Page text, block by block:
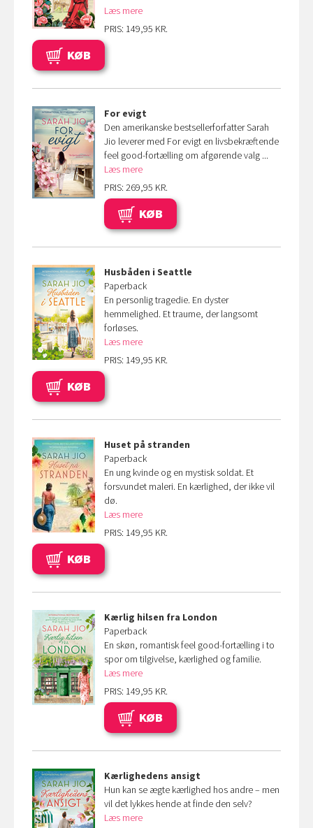
Læs mere
PRIS: 149,95 KR.
KØB
For evigt
Den amerikanske bestsellerforfat­ter Sarah
Jio leverer med For evigt en livsbekræftende
feel good-fortælling om afgørende valg ...
Læs mere
PRIS: 269,95 KR.
KØB
Husbåden i Seattle
Paperback
En personlig tragedie. En dyster
hemmelighed. Et traume, der langsomt
forløses.
Læs mere
PRIS: 149,95 KR.
KØB
Huset på stranden
Paperback
En ung kvinde og en mystisk soldat. Et
forsvundet maleri. En kærlighed, der ikke vil
dø.
Læs mere
PRIS: 149,95 KR.
KØB
Kærlig hilsen fra London
Paperback
En skøn, romantisk feel good-fortælling i to
spor om tilgivelse, kærlighed og familie.
Læs mere
PRIS: 149,95 KR.
KØB
Kærlighedens ansigt
Hun kan se ægte kærlighed hos andre – men
vil det lykkes hende at finde den selv?
Læs mere